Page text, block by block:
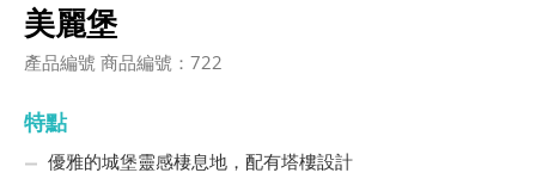
美麗堡
產品編號 商品編號：722
特點
優雅的城堡靈感棲息地，配有塔樓設計